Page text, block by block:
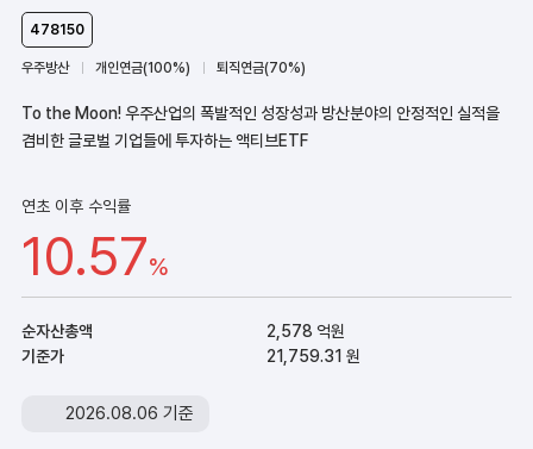
478150
우주방산 개인연금(100%) 퇴직연금(70%)
To the Moon! 우주산업의 폭발적인 성장성과 방산분야의 안정적인 실적을
겸비한 글로벌 기업들에 투자하는 액티브ETF
연초 이후 수익률
10.57%
순자산총액
2,578 억원
기준가
21,759.31 원
2026.08.06 기준